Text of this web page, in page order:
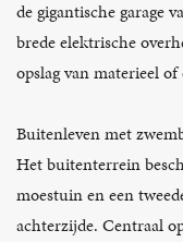
de gigantische garage
brede elektrische
opslag van materieel
Buitenleven met
Het buitenterrein
moestuin en een
achterzijde. Centraal